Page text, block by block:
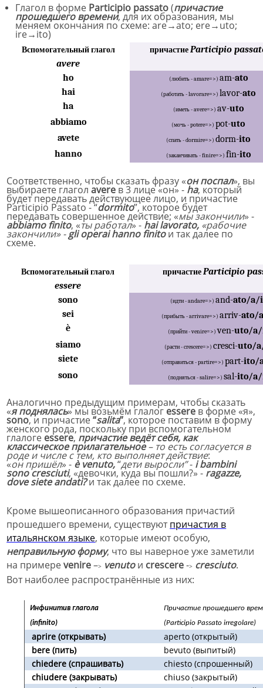
Глагол в форме Participio passato(причастие
прошедшего времени,для их образования, мы
меняем окончания по схеме: are→ato; ere→uto;
ire→ito)
Вспомогательный глагол
avere
причастиеParticipio
ho (любить -amare=>) am-ato
(работать -lavorare=>)lavor-ato
(иметь -avere=>) av-uto
(мочь -potere=>) pot-uto
(спать -dormire=>)dorm-ito
(заканчивать -finire=>) fin-ito
hai
ha
abbiamo
avete
hanno
Соответственно, чтобы сказать фразу «он поспал», вы
выбираете глаголavere в 3 лице«он» - ha, который
будет передавать действующее лицо, и причастие
Participio Passato - “dormito”, которое будет
передавать совершенное действие; «мы закончили» -
abbiamo finito, «ты работал» - hai lavorato, «рабочие
закончили» -gli operai hanno finito и так далее по
схеме.
Вспомогательный глагол
essere
причастиеParticipio
sono (идти -andare=>) and-ato/a/
(прибыть-arrivare=>)arriv-ato/
(прийти-venire=>)ven-uto/a/
(расти -crescere=>) cresci-uto/a
(отправиться -partire=>) part-ito/
(подняться-salire=>) sal-ito/a/
sei
è
siamo
siete
sono
Аналогично предыдущим примерам, чтобы сказать
«я поднялась» мы возьмём глалог essere в форме «я»,
sono, и причастие“salita”, которое поставим в форму
женского рода, поскольку при вспомогательном
глалоге essere, причастие ведёт себя, как
классическое прилагательное– то есть согласуется в
роде и числе с тем, кто выполняет действие:
«он пришёл» - è venuto,“дети выросли”- i bambini
sono cresciuti, «девочки,куда вы пошли?» - ragazze,
dove siete andati? и так далее по схеме.
Кроме вышеописанного образования причастий
прошедшего времени, существуютпричастия в
итальянском языке, которые имеют особую,
неправильнуюформу, что вы наверное уже заметили
на примереvenire–> venuto и crescere-> cresciuto.
Вот наиболее распространённые из них:
Инфинитив глагола
(infinito)
Причастие прошедшего
(Participio Passato irregolare)
aprire (открывать)
aperto (открытый)
bere (пить)
bevuto (выпитый)
chiedere (спрашивать)
chiesto (спрошенный)
chiudere (закрывать)
chiuso (закрытый)